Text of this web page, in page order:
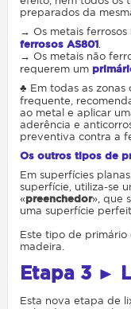
preparados da
→ Os metais
ferrosos AS801
→ Os metais não
requerem um
♣ Em todas as
frequente,
ao metal e aplicar
aderência e
preventiva contra a
Os outros tipos de
Em superfícies
superfície, utiliza-se
«preenchedor», que
uma superfície
Este tipo de
madeira.
Etapa 3 ►
Esta nova etapa de